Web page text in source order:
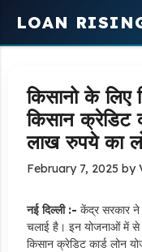
content
LOAN
किसानो के लिए
किसान
लाख रुपये का
February 7, 2025 by
नई दिल्ली :- केंद्र सरकार ने
चलाई है। इन योजनाओं में से
किसान क्रेडिट कार्ड लोन